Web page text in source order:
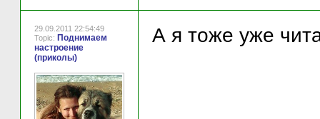
29.09.2011 22:54:49
Topic: Поднимаем
настроение
(приколы)
А я тоже уже